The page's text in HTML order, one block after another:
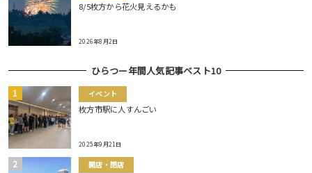
8/5枚方から花火見えるかも
2026年8月2日
ひらつー年間人気記事ベスト10
イベント
枚方市駅に人すんごい
2025年9月21日
開店・閉店